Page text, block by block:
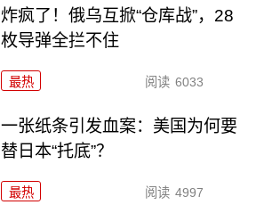
炸疯了！俄乌互掀“仓库战”，28
枚导弹全拦不住
最热 阅读 6033
一张纸条引发血案：美国为何要
替日本“托底”？
最热 阅读 4997